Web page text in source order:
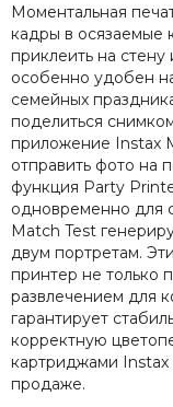
Моментальная
кадры в осязаемые
приклеить на
особенно удобен
семейных
поделиться
приложение Instax
отправить фото на
функция Party
одновременно для
Match Test
двум портретам.
принтер не только
развлечением для
гарантирует
корректную
картриджами
продаже.